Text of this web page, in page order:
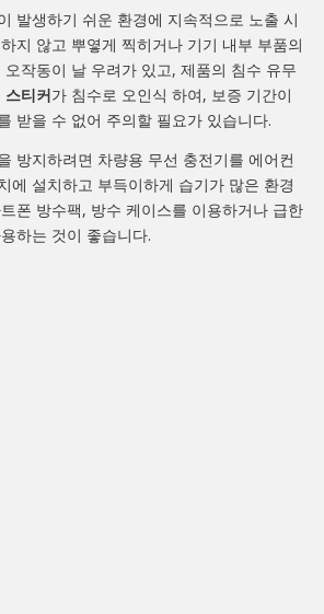
발생하기 쉬운 환경에 지속적으로 노출 시
지 않고 뿌옇게 찍히거나 기기 내부 부품의
작동이 날 우려가 있고, 제품의 침수 유무
스티커가 침수로 오인식 하여, 보증 기간이
받을 수 없어 주의할 필요가 있습니다.
방지하려면 차량용 무선 충전기를 에어컨
에 설치하고 부득이하게 습기가 많은 환경
폰 방수팩, 방수 케이스를 이용하거나 급한
하는 것이 좋습니다.